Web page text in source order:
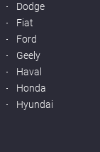
Dodge
Fiat
Ford
Geely
Haval
Honda
Hyundai